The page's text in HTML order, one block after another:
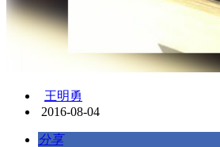
王明勇
2016-08-04
分享